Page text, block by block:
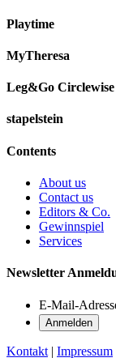
Playtime
MyTheresa
Leg&Go Circlewise
stapelstein
Contents
About us
Contact us
Editors & Co.
Gewinnspiel
Services
Newsletter
E-Mail-
Kontakt| Impressum